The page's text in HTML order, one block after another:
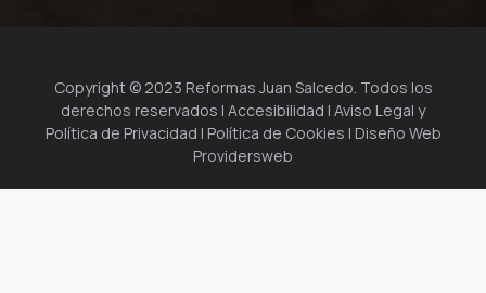
Copyright © 2023 Reformas Juan Salcedo. Todos los
derechos reservados | Accesibilidad | Aviso Legal y
Política de Privacidad | Política de Cookies | Diseño Web
Providersweb